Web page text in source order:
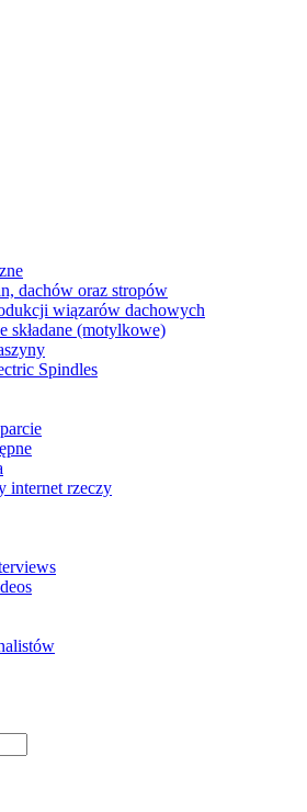
dachów oraz stropów
wiązarów dachowych
składane (motylkowe)
Spindles
internet rzeczy